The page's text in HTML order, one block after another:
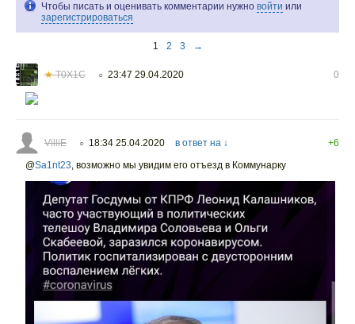
Чтобы писать и оценивать комментарии нужно войти или
зарегистрироваться
1 2 3 →
★T0X1C ○ 23:47 29.04.2020 0
VilliE ○ 18:34 25.04.2020 в ответ на ↓
+6
@Sa1nt23, возможно мы увидим его отъезд в Коммунарку